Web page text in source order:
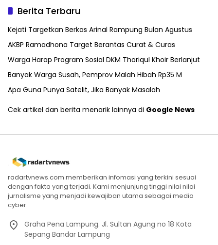
Berita Terbaru
Kejati Targetkan Berkas Arinal Rampung Bulan Agustus
AKBP Ramadhona Target Berantas Curat & Curas
Warga Harap Program Sosial DKM Thoriqul Khoir Berlanjut
Banyak Warga Susah, Pemprov Malah Hibah Rp35 M
Apa Guna Punya Satelit, Jika Banyak Masalah
Cek artikel dan berita menarik lainnya di Google News
radartvnews.com memberikan infomasi yang terkini sesuai
dengan fakta yang terjadi. Kami menjunjung tinggi nilai nilai
jurnalisme yang menjadi kewajiban utama sebagai media
cyber.
Graha Pena Lampung. Jl. Sultan Agung no 18 Kota
Sepang Bandar Lampung